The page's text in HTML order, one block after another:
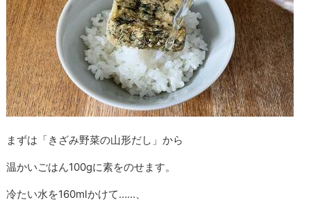
まずは「きざみ野菜の山形だし」から
温かいごはん100gに素をのせます。
冷たい水を160mlかけて……、